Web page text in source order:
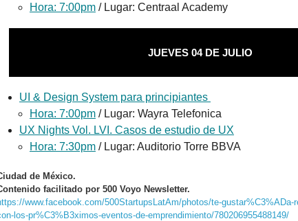
Hora: 7:00pm / Lugar: Centraal Academy
JUEVES 04 DE JULIO
UI & Design System para principiantes
Hora: 7:00pm / Lugar: Wayra Telefonica
UX Nights Vol. LVI. Casos de estudio de UX
Hora: 7:30pm / Lugar: Auditorio Torre BBVA
de México.
facilitado por 500 Voyo Newsletter.
www.facebook.com/500StartupsLatAm/photos/te-gustar%C3%ADa-
los-pr%C3%B3ximos-eventos-de-emprendimiento/780206955488149/